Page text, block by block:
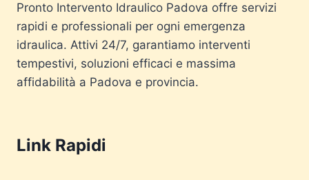
Pronto Intervento Idraulico Padova offre servizi
rapidi e professionali per ogni emergenza
idraulica. Attivi 24/7, garantiamo interventi
tempestivi, soluzioni efficaci e massima
affidabilità a Padova e provincia.
Link Rapidi